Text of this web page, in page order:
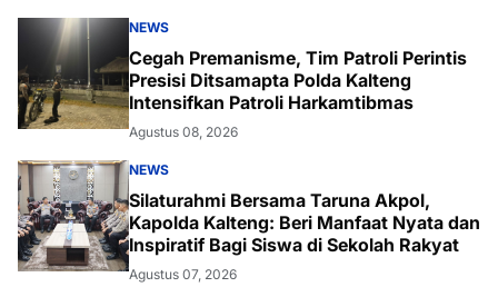
NEWS
Cegah Premanisme, Tim Patroli Perintis
Presisi Ditsamapta Polda Kalteng
Intensifkan Patroli Harkamtibmas
Agustus 08, 2026
NEWS
Silaturahmi Bersama Taruna Akpol,
Kapolda Kalteng: Beri Manfaat Nyata dan
Inspiratif Bagi Siswa di Sekolah Rakyat
Agustus 07, 2026